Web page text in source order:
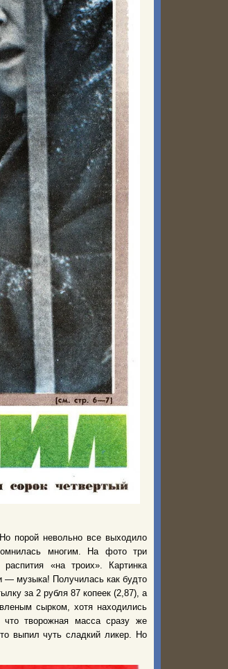
порой невольно все выходило
многим. На фото три
«на троих». Картинка
— музыка! Получилась как будто
за 2 рубля 87 копеек (2,87), а
сырком, хотя находились
творожная масса сразу же
выпил чуть сладкий ликер. Но